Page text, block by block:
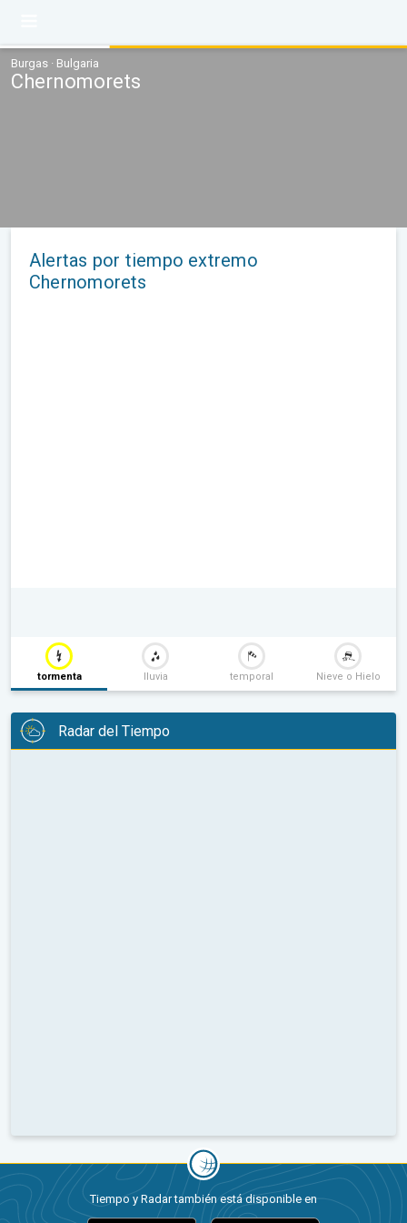
Burgas · Bulgaria
Chernomorets
Alertas por tiempo extremo
Chernomorets
tormenta lluvia temporal Nieve o Hielo
Radar del Tiempo
Tiempo y Radar también está disponible en